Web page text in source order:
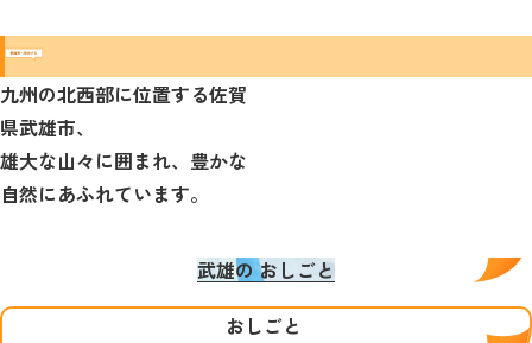
武雄市へ移住する
九州の北西部に位置する佐賀
県武雄市、
雄大な山々に囲まれ、豊かな
自然にあふれています。
武雄の おしごと
おしごと